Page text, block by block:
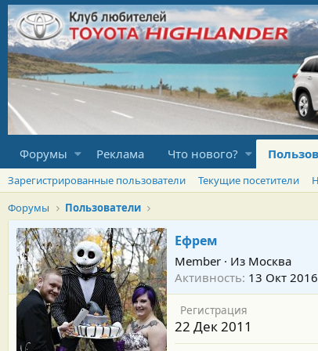
Форумы Реклама Что нового?
Зарегистрированные пользователи Текущие посетители
Форумы
Пользователи
Ефрем
Member · Из Москва
Активность 13 Окт 2016
Регистрация
22 Дек 2011